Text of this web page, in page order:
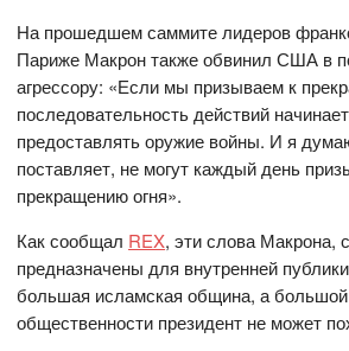
На прошедшем саммите лидеров
Париже Макрон также обвинил США в
агрессору: «Если мы призываем к
последовательность действий
предоставлять оружие войны. И я
поставляет, не могут каждый день
прекращению огня».
Как сообщал REX, эти слова Макрона,
предназначены для внутренней
большая исламская община, а
общественности президент не может